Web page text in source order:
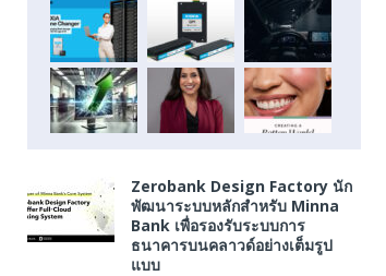
Zerobank Design Factory นัก
พัฒนาระบบหลักสำหรับ Minna
Bank เพื่อรองรับระบบการ
ธนาคารบนคลาวด์อย่างเต็มรูป
แบบ